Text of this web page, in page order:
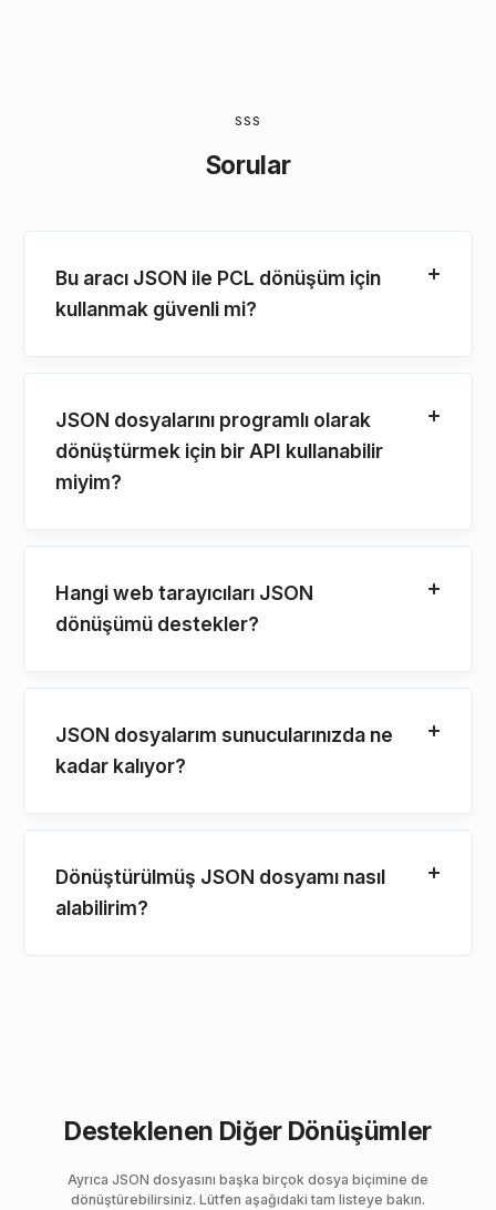
SSS
Sorular
Bu aracı JSON ile PCL dönüşüm için
kullanmak güvenli mi?
JSON dosyalarını programlı olarak
dönüştürmek için bir API kullanabilir
miyim?
Hangi web tarayıcıları JSON
dönüşümü destekler?
JSON dosyalarım sunucularınızda ne
kadar kalıyor?
Dönüştürülmüş JSON dosyamı nasıl
alabilirim?
Desteklenen Diğer Dönüşümler
Ayrıca JSON dosyasını başka birçok dosya biçimine de
dönüştürebilirsiniz. Lütfen aşağıdaki tam listeye bakın.